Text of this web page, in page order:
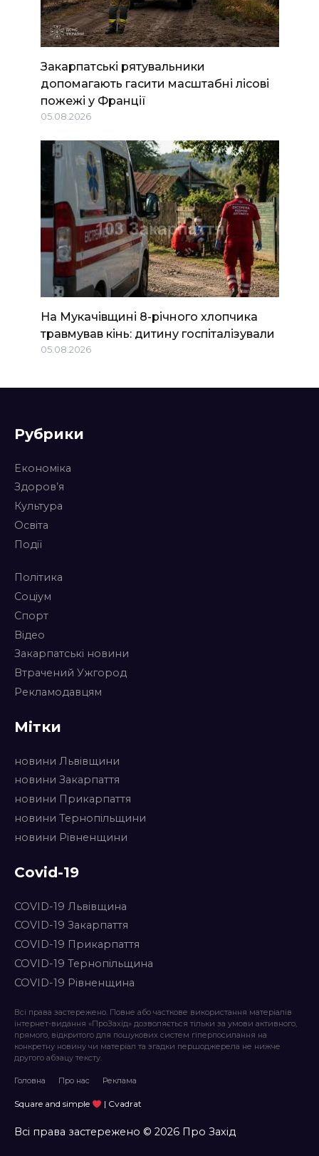
Закарпатські рятувальники
допомагають гасити масштабні лісові
пожежі у Франції
05.08.2026
На Мукачівщині 8-річного хлопчика
травмував кінь: дитину госпіталізували
05.08.2026
Рубрики
Економіка
Здоров’я
Культура
Освіта
Події
Політика
Соціум
Спорт
Відео
Закарпатські новини
Втрачений Ужгород
Рекламодавцям
Мітки
новини Львівщини
новини Закарпаття
новини Прикарпаття
новини Тернопільщини
новини Рівненщини
Covid-19
COVID-19 Львівщина
COVID-19 Закарпаття
COVID-19 Прикарпаття
COVID-19 Тернопільщина
COVID-19 Рівненщина
Всі права застережено. Повне або часткове використання матеріалів
інтернет-видання «ПроЗахід» дозволяється тільки за умови активного,
прямого, відкритого для пошукових систем гіперпосилання на
конкретну новину чи матеріал та згадки першоджерела не нижче
другого абзацу тексту.
Головна Про нас Реклама
Square and simple | Cvadrat
Всі права застережено © 2026 Про Захід